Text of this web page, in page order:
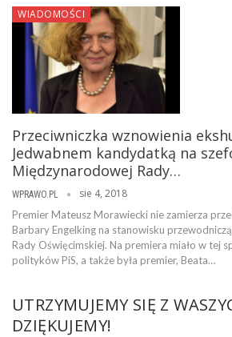
WIADOMOŚCI
Przeciwniczka wznowienia
Jedwabnem kandydatką na
Międzynarodowej Rady…
WPRAWO.PL sie 4, 2018
Premier Mateusz Morawiecki nie zamierza
Barbary Engelking na stanowisku
Rady Oświęcimskiej. Na premiera miało w tej
polityków PiS, a także była premier, Beata…
UTRZYMUJEMY SIĘ Z
DZIĘKUJEMY!